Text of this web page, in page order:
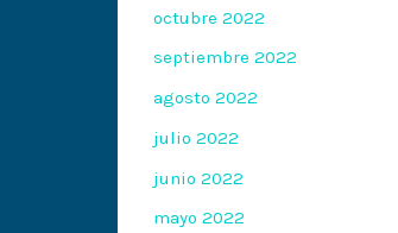
octubre 2022
septiembre 2022
agosto 2022
julio 2022
junio 2022
mayo 2022